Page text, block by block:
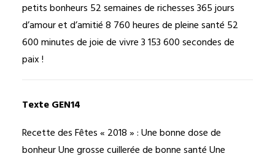
petits bonheurs 52 semaines de richesses 365 jours
d’amour et d’amitié 8 760 heures de pleine santé 52
600 minutes de joie de vivre 3 153 600 secondes de
paix !
Texte GEN14
Recette des Fêtes « 2018 » : Une bonne dose de
bonheur Une grosse cuillerée de bonne santé Une